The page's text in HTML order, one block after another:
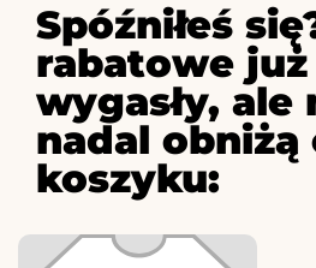
Spóźniłeś
rabatowe już
wygasły, ale
nadal obniżą
koszyku: